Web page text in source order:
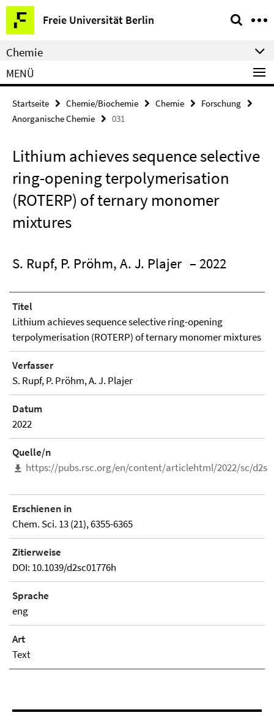
Springe
direkt
zu
Inhalt
Freie Universität Berlin
Service-
Navigation
Chemie
MENÜ
Startseite Chemie/Biochemie Chemie
Forschung
Anorganische Chemie
031
Lithium achieves sequence selective
ring-opening terpolymerisation
(ROTERP) of ternary monomer
mixtures
S. Rupf, P. Pröhm, A. J. Plajer – 2022
Titel
Lithium achieves sequence selective ring-opening
terpolymerisation (ROTERP) of ternary monomer mixtures
Verfasser
S. Rupf, P. Pröhm, A. J. Plajer
Datum
2022
Quelle/n
https://pubs.rsc.org/en/content/articlehtml/2022/sc/
Erschienen in
Chem. Sci. 13 (21), 6355-6365
Zitierweise
DOI: 10.1039/d2sc01776h
Sprache
eng
Art
Text